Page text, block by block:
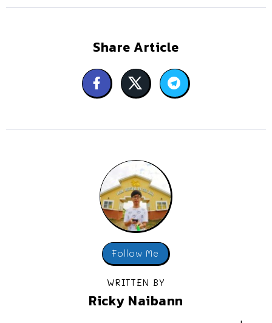
Share Article
Follow Me
WRITTEN BY
Ricky Naibann